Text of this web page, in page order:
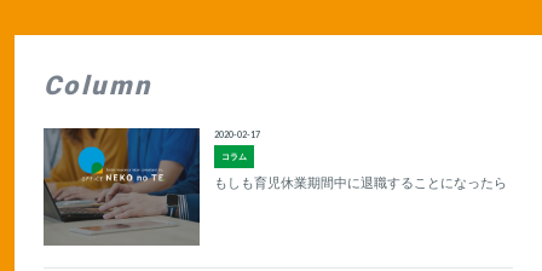
Column
コラム
2020-02-17
もしも育児休業期間中に退職することになったら